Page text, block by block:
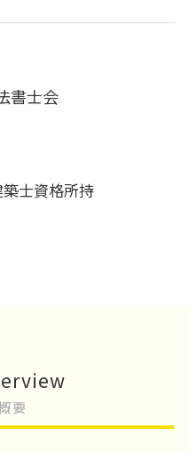
書士会
士資格所持
要